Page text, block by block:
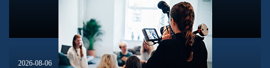
2026-08-06